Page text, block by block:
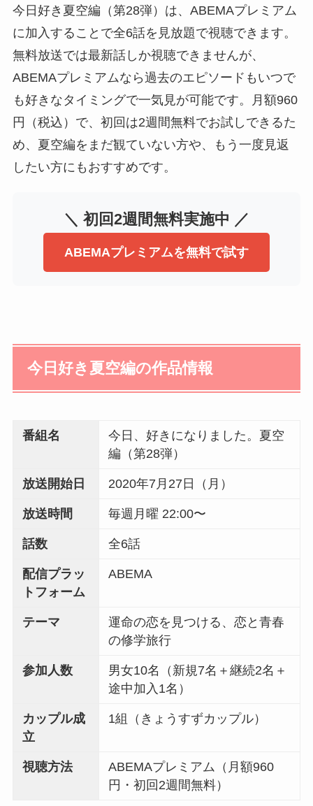
今日好き夏空編（第28弾）は、ABEMAプレミアム
に加入することで全6話を見放題で視聴できます。
無料放送では最新話しか視聴できませんが、
ABEMAプレミアムなら過去のエピソードもいつで
も好きなタイミングで一気見が可能です。月額960
円（税込）で、初回は2週間無料でお試しできるた
め、夏空編をまだ観ていない方や、もう一度見返
したい方にもおすすめです。
＼ 初回2週間無料実施中 ／
ABEMAプレミアムを無料で試す
今日好き夏空編の作品情報
番組名
今日、好きになりました。夏空
編（第28弾）
放送開始日 2020年7月27日（月）
放送時間 毎週月曜 22:00〜
話数 全6話
配信プラッ
トフォーム
ABEMA
テーマ
運命の恋を見つける、恋と青春
の修学旅行
参加人数
男女10名（新規7名＋継続2名＋
途中加入1名）
カップル成
立
1組（きょうすずカップル）
視聴方法
ABEMAプレミアム（月額960
円・初回2週間無料）